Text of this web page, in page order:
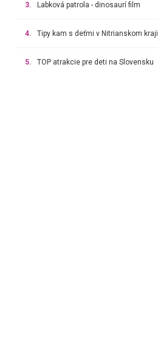
3. Labková patrola - dinosaurí film
4. Tipy kam s deťmi v Nitrianskom kraji
5. TOP atrakcie pre deti na Slovensku